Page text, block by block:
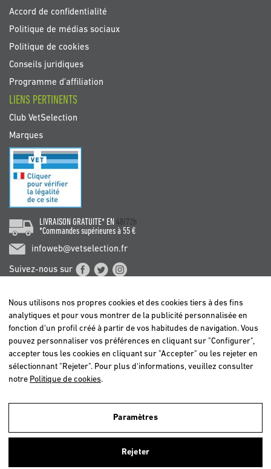
Nous utilisons nos propres cookies et ceux de tiers afin d'analyser nos
utilisateurs et d'offrir un meilleur service. Si vous continuez à naviguer,
Accord de confidentialité
Politique de médias sociaux
Politique de cookies
Conseils juridiques
Programme d'affiliation
LIENS PERTINENTS
Club VetSelection
Marques
LIVRAISON GRATUITE* EN 48/72h
*Commandes supérieures à 55 €
infoweb@vetselection.fr
Suivez-nous sur
BELGIË / BELGIQUE
DEUTSCHLAND
ITALIA
NEDERLAND
ÖSTERREICH
Nous utilisons nos propres cookies et des cookies tiers à des fins
analytiques et pour vous montrer de la publicité personnalisée en
fonction d'un profil créé à partir de vos habitudes de navigation. Vous
pouvez personnaliser vos préférences en cliquant sur "Configurer",
accepter tous les cookies en cliquant sur "Accepter" ou les rejeter en
sélectionnant "Rejeter". Pour plus d'informations, veuillez consulter
notre Politique de cookies.
Paramètres
Rejeter